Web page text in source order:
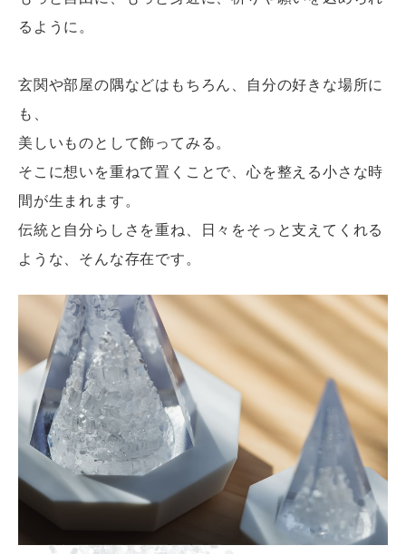
るように。
玄関や部屋の隅などはもちろん、自分の好きな場所に
も、
美しいものとして飾ってみる。
そこに想いを重ねて置くことで、心を整える小さな時
間が生まれます。
伝統と自分らしさを重ね、日々をそっと支えてくれる
ような、そんな存在です。